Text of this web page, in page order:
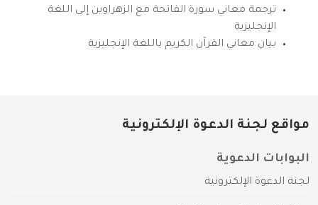
ترجمة معاني سورة الفاتحة مع الزهراوين إلى اللغة
الإنجليزية
بيان معاني القرآن الكريم باللغة الإنجليزية
مواقع لجنة الدعوة الإلكترونية
البوابات الدعوية
لجنة الدعوة الإلكترونية